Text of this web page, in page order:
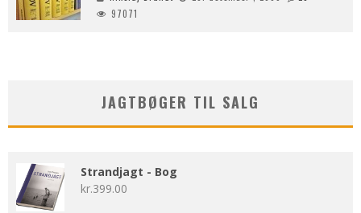
97071
JAGTBØGER TIL SALG
Strandjagt - Bog
kr.399.00